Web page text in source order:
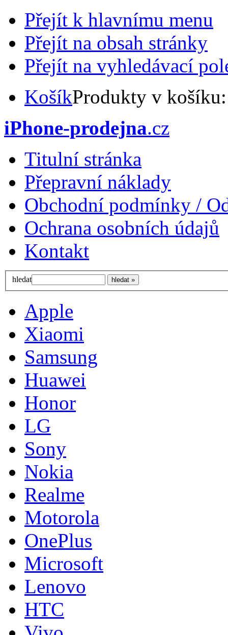
Přejít k hlavnímu menu
Přejít na obsah stránky
Přejít na vyhledávací
KošíkProdukty v
iPhone-prodejna.cz
Titulní stránka
Přepravní náklady
Obchodní podmínky /
Ochrana osobních údajů
Kontakt
hledat
Apple
Xiaomi
Samsung
Huawei
Honor
LG
Sony
Nokia
Realme
Motorola
OnePlus
Microsoft
Lenovo
HTC